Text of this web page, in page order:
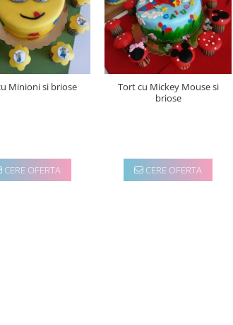
Minioni si briose
CERE OFERTA
Tort cu Mickey Mouse si
briose
CERE OFERTA